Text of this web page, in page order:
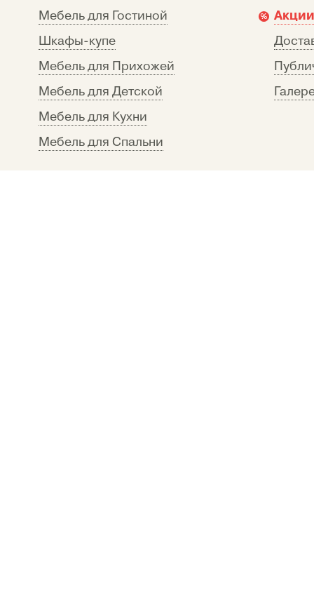
Мебель для Гостиной
Шкафы-купе
Мебель для Прихожей
Мебель для Детской
Мебель для Кухни
Мебель для Спальни